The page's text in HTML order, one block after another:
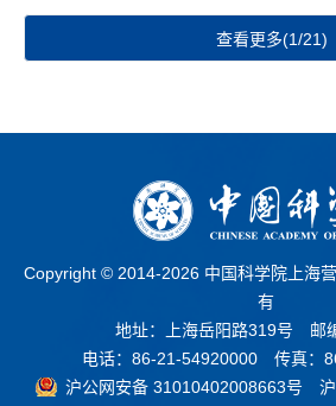
查看更多(1/21)
Copyright © 2014-2026 中国科学院上海
有
地址：上海岳阳路319号 邮
电话：86-21-54920000 传真：
沪公网安备 31010402008663号